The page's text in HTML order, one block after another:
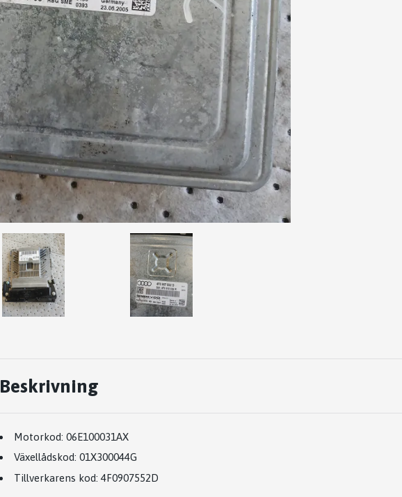
Beskrivning
Motorkod: 06E100031AX
Växellådskod: 01X300044G
Tillverkarens kod: 4F0907552D